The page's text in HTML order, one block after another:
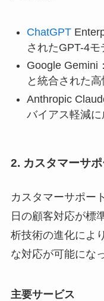
ChatGPT
されたGPT-4
Google Gemini
と統合された
Anthropic
バイアス軽減
2. カスタマーサポ
カスタマーサポー
日の顧客対応が標
析技術の進化によ
な対応が可能にな
主要サービス